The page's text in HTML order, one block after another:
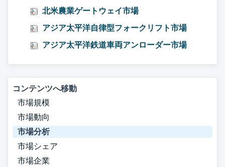
北米農業ゲートウェイ市場
アジア太平洋自律型フォークリフト市場
アジア太平洋鉄道車両アンローダー市場
コンテンツへ移動
市場規模
市場動向
市場分析
市場シェア
市場企業